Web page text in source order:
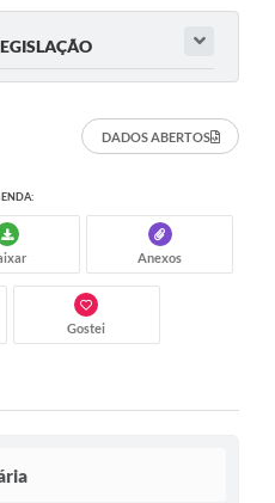
DADOS ABERTOS
Anexos
Gostei